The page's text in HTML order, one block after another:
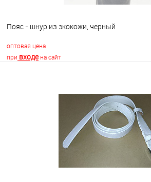
Пояс - шнур из экокожи, черный
оптовая цена
при входена сайт